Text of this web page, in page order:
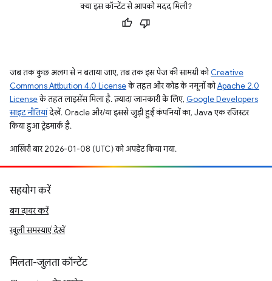
क्या इस कॉन्टेंट से आपको मदद मिली?
जब तक कुछ अलग से न बताया जाए, तब तक इस पेज की सामग्री कोCreative
Commons Attribution 4.0 Licenseके तहत और कोड के नमूनों कोApache 2.0
Licenseके तहत लाइसेंस मिला है. ज़्यादा जानकारी के लिए, Google Developers
साइट नीतियांदेखें. Oracle और/या इससे जुड़ी हुई कंपनियों का, Java एक रजिस्टर
किया हुआ ट्रेडमार्क है.
आखिरी बार 2026-01-08 (UTC) को अपडेट किया गया.
सहयोग करें
बग दायर करें
खुली समस्याएं देखें
मिलता-जुलता कॉन्टेंट